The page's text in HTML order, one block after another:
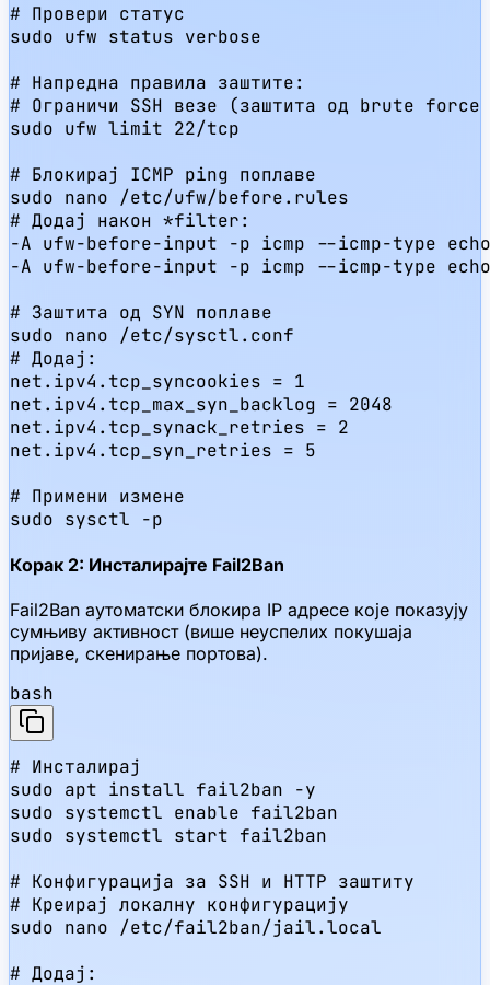
# Провери статус
sudo ufw status verbose
# Напредна правила заштите:
# Ограничи SSH везе (заштита од brute force
sudo ufw limit 22/tcp
# Блокирај ICMP ping поплаве
sudo nano /etc/ufw/before.rules
# Додај након *filter:
-A ufw-before-input -p icmp --icmp-type
-A ufw-before-input -p icmp --icmp-type
# Заштита од SYN поплаве
sudo nano /etc/sysctl.conf
# Додај:
net.ipv4.tcp_syncookies = 1
net.ipv4.tcp_max_syn_backlog = 2048
net.ipv4.tcp_synack_retries = 2
net.ipv4.tcp_syn_retries = 5
# Примени измене
sudo sysctl -p
Корак 2: Инсталирајте Fail2Ban
Fail2Ban аутоматски блокира IP адресе које показују
сумњиву активност (више неуспелих покушаја
пријаве, скенирање портова).
bash
# Инсталирај
sudo apt install fail2ban -y
sudo systemctl enable fail2ban
sudo systemctl start fail2ban
# Конфигурација за SSH и HTTP заштиту
# Креирај локалну конфигурацију
sudo nano /etc/fail2ban/jail.local
# Додај: